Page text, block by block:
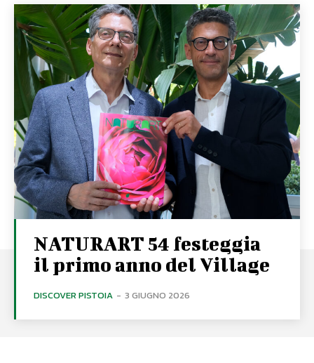
NATURART 54 festeggia
il primo anno del Village
DISCOVER PISTOIA - 3 GIUGNO 2026